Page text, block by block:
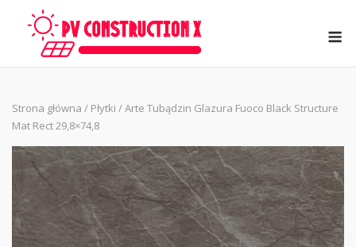
Strona główna / Płytki / Arte Tubądzin Glazura Fuoco Black Structure
Mat Rect 29,8×74,8